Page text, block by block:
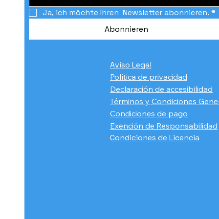
Ja, ich möchte Ihren  Newsletter abonnieren. *
Abonnieren
Aviso Legal
Política de privacidad
Declaración de accesibilidad
Términos y Condiciones
Condiciones de pago
​Exención de Responsabilidad
Condiciones de Licencia